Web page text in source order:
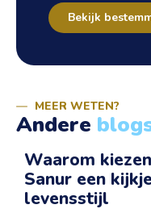
Bekijk
MEER WETEN?
Andere
Waarom
Sanur een
levensstijl